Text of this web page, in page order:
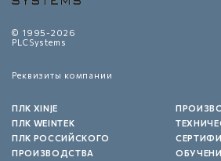
© 1995-2026
PLCSystems
Реквизиты компании
ПЛК XINJE
ПЛК WEINTEK
ПЛК РОССИЙСКОГО
ПРОИЗВОДСТВА